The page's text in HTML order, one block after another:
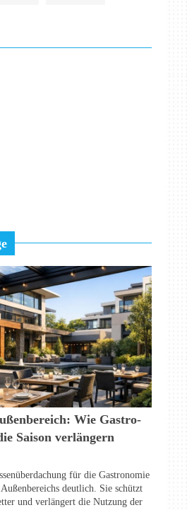
Wie Gastro-
Saison verlängern
für die Gastronomie
deutlich. Sie schützt
und verlängert die Nutzung der